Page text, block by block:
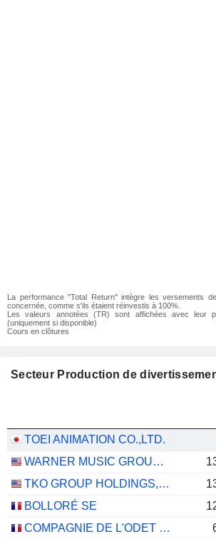
La performance "Total Return" intègre les versements
concernée, comme s'ils étaient réinvestis à 100%.
Les valeurs annotées (TR) sont affichées avec leur
(uniquement si disponible)
Cours en clôtures
Secteur Production de
TOEI ANIMATION CO.,LTD.
WARNER MUSIC GROUP CORP.
TKO GROUP HOLDINGS, INC.
BOLLORÉ SE
COMPAGNIE DE L'ODET SE